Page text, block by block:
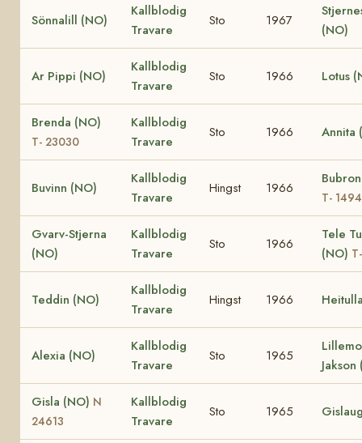
Sönnalill (NO)
Kallblodig
Travare
Sto 1967
(NO)
Ar Pippi (NO)
Kallblodig
Travare
Sto 1966 Lotus
Brenda (NO)
T- 23030
Kallblodig
Travare
Sto 1966 Annita
Buvinn (NO)
Kallblodig
Travare
Hingst 1966
T- 1494
Gvarv-Stjerna
(NO)
Kallblodig
Travare
Sto 1966
Tele
(NO)
Teddin (NO)
Kallblodig
Travare
Hingst 1966
Alexia (NO)
Kallblodig
Travare
Sto 1965
Jakson
Gisla (NO) N
24613
Kallblodig
Travare
Sto 1965